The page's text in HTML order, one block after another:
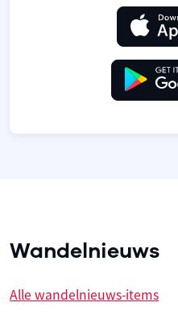
Wandelnieuws
Alle wandelnieuws-items